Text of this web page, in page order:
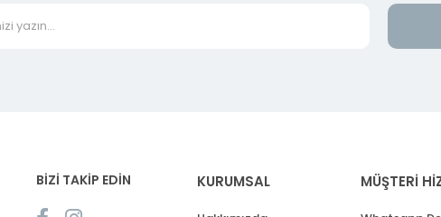
BİZİ TAKİP EDİN KURUMSAL MÜŞTERİ